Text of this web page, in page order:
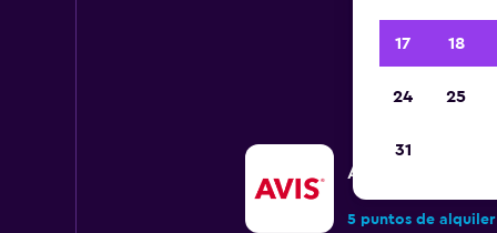
Avis
5 puntos de alquiler
17 18
24 25
31